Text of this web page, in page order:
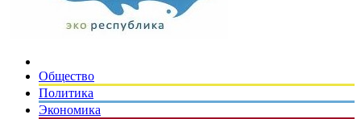
Общество
Политика
Экономика